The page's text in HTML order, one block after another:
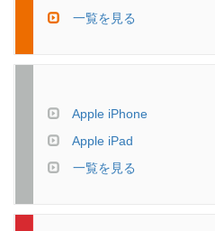
一覧を見る
Apple iPhone
Apple iPad
一覧を見る